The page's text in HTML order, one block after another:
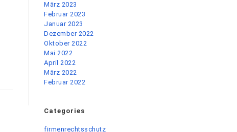
März 2023
Februar 2023
Januar 2023
Dezember 2022
Oktober 2022
Mai 2022
April 2022
März 2022
Februar 2022
Categories
firmenrechtsschutz